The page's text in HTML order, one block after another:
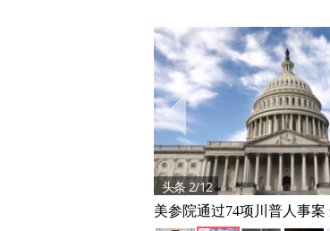
头条 2/12
美参院通过74项川普人事案